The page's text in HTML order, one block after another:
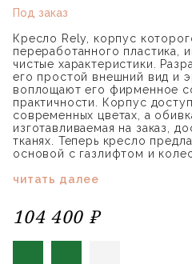
Под заказ
Кресло Rely, корпус
переработанного пластика,
чистые характеристики.
его простой внешний вид и
воплощают его фирменное
практичности. Корпус
современных цветах, а
изготавливаемая на заказ,
тканях. Теперь кресло
основой с газлифтом и
читать далее
104 400 ₽